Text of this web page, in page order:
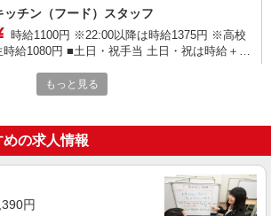
ッチン（フード）スタッフ
時給1100円 ※22:00以降は時給1375円 ※高校
円 ■土日・祝手当 土日・祝は時給＋
茨城県日立市鹿島町3丁目4-15
き家の店舗スタッフ（接客・調理・清掃な
）
もっと見る
の求人情報
円